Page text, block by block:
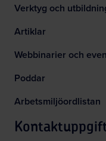
Verktyg och
Artiklar
Webbinarier och
Poddar
Arbetsmiljöordlistan